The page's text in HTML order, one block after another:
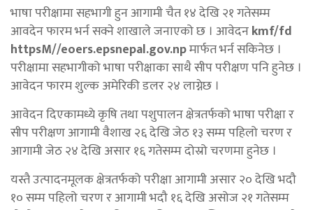
भाषा परीक्षामा सहभागी हुन आगामी चैत १४ देखि २१ गतेसम्म
आवदेन फारम भर्न सक्ने शाखाले जनाएको छ । आवेदनkmf/fd
httpsM//eoers.epsnepal.gov.npमार्फत भर्न सकिनेछ ।
परीक्षामा सहभागीको भाषा परीक्षाका साथै सीप परीक्षण पनि हुनेछ ।
आवेदन फारम शुल्क अमेरिकी डलर २४ लाग्नेछ ।
आवेदन दिएकामध्ये कृषि तथा पशुपालन क्षेत्रतर्फको भाषा परीक्षा र
सीप परीक्षण आगामी वैशाख २६ देखि जेठ १३ सम्म पहिलो चरण र
आगामी जेठ २४ देखि असार १६ गतेसम्म दोस्रो चरणमा हुनेछ ।
यस्तै उत्पादनमूलक क्षेत्रतर्फको परीक्षा आगामी असार २० देखि भदौ
१० सम्म पहिलो चरण र आगामी भदौ १६ देखि असोज २१ गतेसम्म